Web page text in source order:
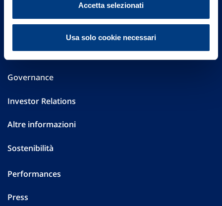
Accetta selezionati
Usa solo cookie necessari
Via Ignazio Gardella, 2
20149 Milano
FAQ
Governance
Investor Relations
Altre informazioni
Sostenibilità
Performances
Press